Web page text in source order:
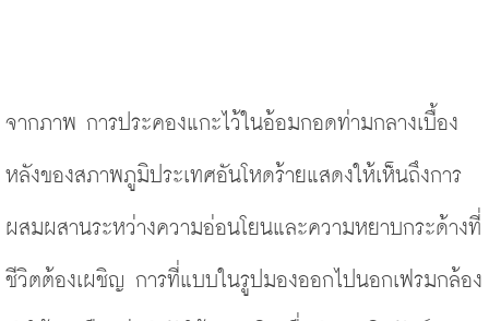
จากภาพ การประคองแกะไว้ในอ้อมกอดท่ามกลางเบื้อง
หลังของสภาพภูมิประเทศอันโหดร้ายแสดงให้เห็นถึงการ
ผสมผสานระหว่างความอ่อนโยนและความหยาบกระด้างที่
ชีวิตต้องเผชิญ การที่แบบในรูปมองออกไปนอกเฟรมกล้อง